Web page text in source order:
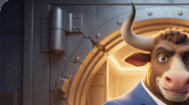
Nejčtenější